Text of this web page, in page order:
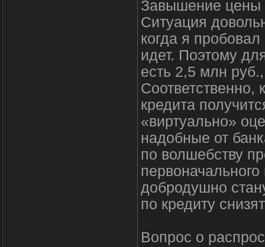
Завышение цены
Ситуация
когда я
идет. Поэтому
есть 2,5 млн
Соответственно,
кредита
«виртуально»
надобные от
по волшебству
добродушно
по кредиту
Вопрос о